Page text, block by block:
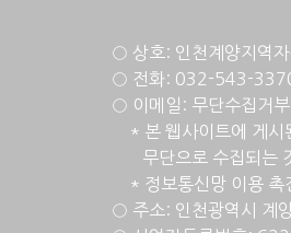
○ 상호: 인천계양지역
○ 전화: 032-543-
○ 이메일: 무단수집거부
* 본 웹사이트에 게시
무단으로 수집되는 것
* 정보통신망 이용
○ 주소: 인천광역시 계